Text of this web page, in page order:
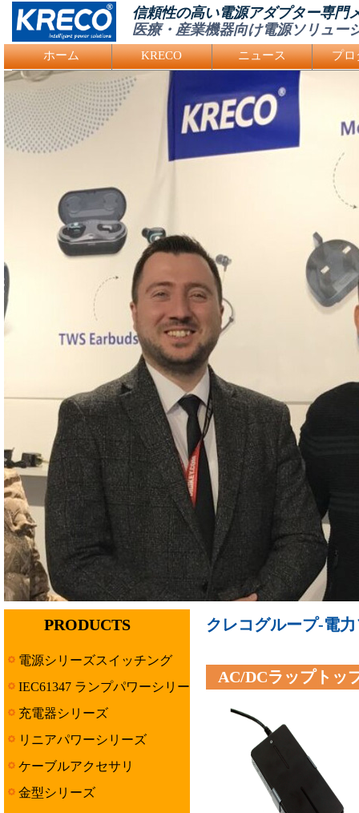
Logo Picture
信頼性の高い電源アダプター専門
医療・産業機器向け電源ソリュー
ホーム KRECO ニュース プロ
PRODUCTS
電源シリーズスイッチング
IEC61347 ランプパワーシリー
ズ充電器シリーズ
リニアパワーシリーズ
ケーブルアクセサリ
金型シリーズ
クレコグループ-電
AC/DCラップトッ